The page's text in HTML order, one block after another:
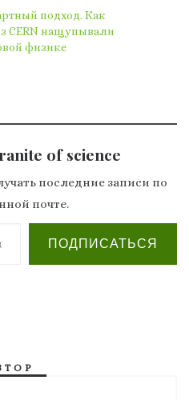
подход. Как
CERN нащупывали
физике
of science
последние записи по
почте.
почты…
ПОДПИСАТЬСЯ